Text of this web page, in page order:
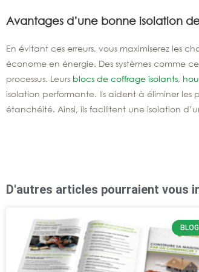
Avantages d’une bonne isolation
En évitant ces erreurs, vous maximiserez les
économe en énergie. Des systèmes comme
processus. Leurs blocs de coffrage isolants,
isolation performante. Ils aident à éliminer les
étanchéité. Ainsi, ils facilitent une isolation
D'autres articles pourraient vous
BLOG